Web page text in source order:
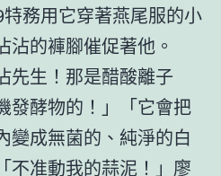
務用它穿著燕尾服的小
沾的褲腳催促著他。
先生！那是醋酸離子
發酵物的！」「它會把
變成無菌的、純淨的白
不准動我的蒜泥！」廖